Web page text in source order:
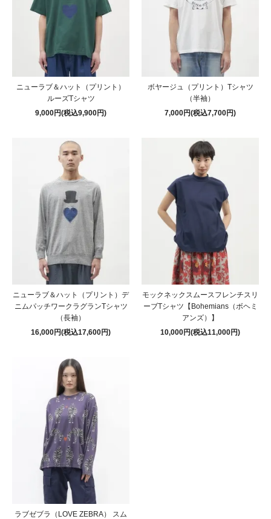
ニューラブ＆ハット（プリント）
ルーズTシャツ
9,000円(税込9,900円)
ボヤージュ（プリント）Tシャツ
（半袖）
7,000円(税込7,700円)
ニューラブ＆ハット（プリント）デ
ニムパッチワークラグランTシャツ
（長袖）
16,000円(税込17,600円)
モックネックスムースフレンチスリ
ーブTシャツ【Bohemians（ボヘミ
アンズ）】
10,000円(税込11,000円)
ラブゼブラ（LOVE ZEBRA） スム